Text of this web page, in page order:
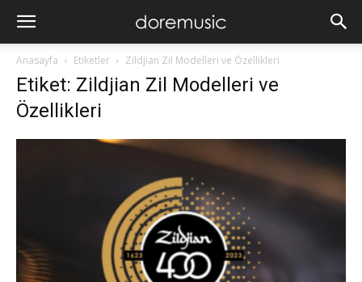
Anasayfa Etiketler Zildjian Zil Modelleri ve Özellikleri
Etiket: Zildjian Zil Modelleri ve
Özellikleri